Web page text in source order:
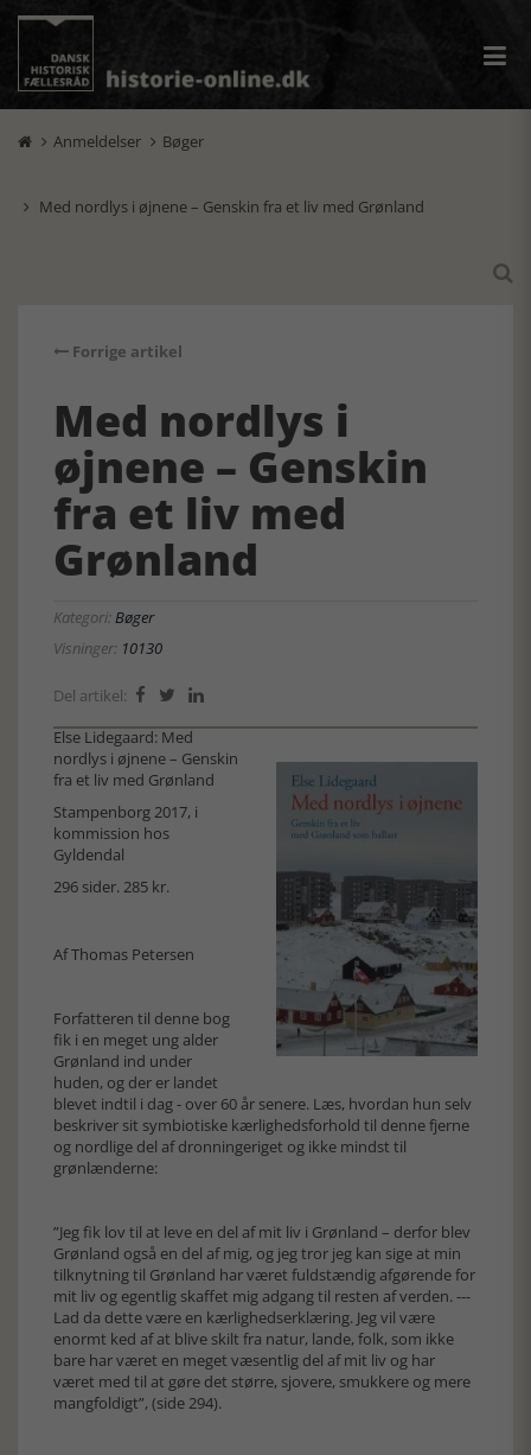
 Anmeldelser  Bøger
 Med nordlys i øjnene – Genskin fra et liv med Grønland

Forrige artikel
Med nordlys i
øjnene – Genskin
fra et liv med
Grønland
Kategori:Bøger
Visninger: 10130
Del artikel:   
Else Lidegaard: Med
nordlys i øjnene – Genskin
fra et liv med Grønland
Stampenborg 2017, i
kommission hos
Gyldendal
296 sider. 285 kr.
Af Thomas Petersen
Forfatteren til denne bog
fik i en meget ung alder
Grønland ind under
huden, og der er landet
blevet indtil i dag - over 60 år senere. Læs, hvordan hun selv
beskriver sit symbiotiske kærlighedsforhold til denne fjerne
og nordlige del af dronningeriget og ikke mindst til
grønlænderne:
”Jeg fik lov til at leve en del af mit liv i Grønland – derfor blev
Grønland også en del af mig, og jeg tror jeg kan sige at min
tilknytning til Grønland har været fuldstændig afgørende for
mit liv og egentlig skaffet mig adgang til resten af verden. ---
Lad da dette være en kærlighedserklæring. Jeg vil være
enormt ked af at blive skilt fra natur, lande, folk, som ikke
bare har været en meget væsentlig del af mit liv og har
været med til at gøre det større, sjovere, smukkere og mere
mangfoldigt”, (side 294).